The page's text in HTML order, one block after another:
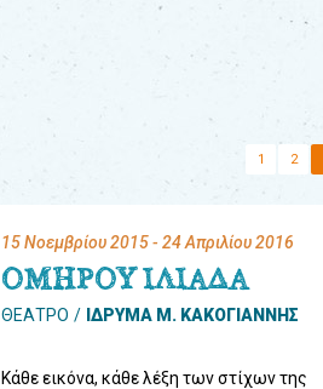
1 2
15 Νοεμβρίου 2015- 24 Απριλίου 2016
ΟΜΗΡΟΥ ΙΛΙΑΔΑ
ΘΕΑΤΡΟ ΙΔΡΥΜΑ Μ. ΚΑΚΟΓΙΑΝΝΗΣ
Κάθε εικόνα, κάθε λέξη των στίχων της